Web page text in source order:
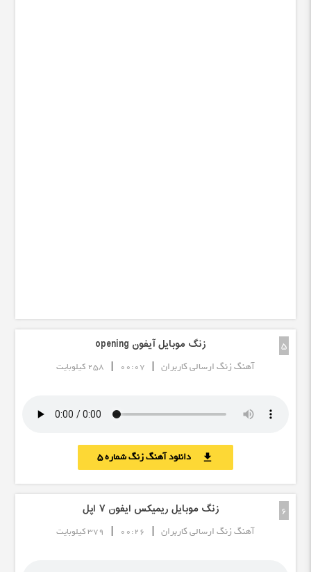
5 زنگ موبایل آیفون opening
آهنگ زنگ ارسالی کاربران |
00:07
| 258 کیلوبایت
download دانلود آهنگ زنگ شماره 5
6 زنگ موبایل ریمیکس ایفون ۷ اپل
آهنگ زنگ ارسالی کاربران |
00:26
| 379 کیلوبایت